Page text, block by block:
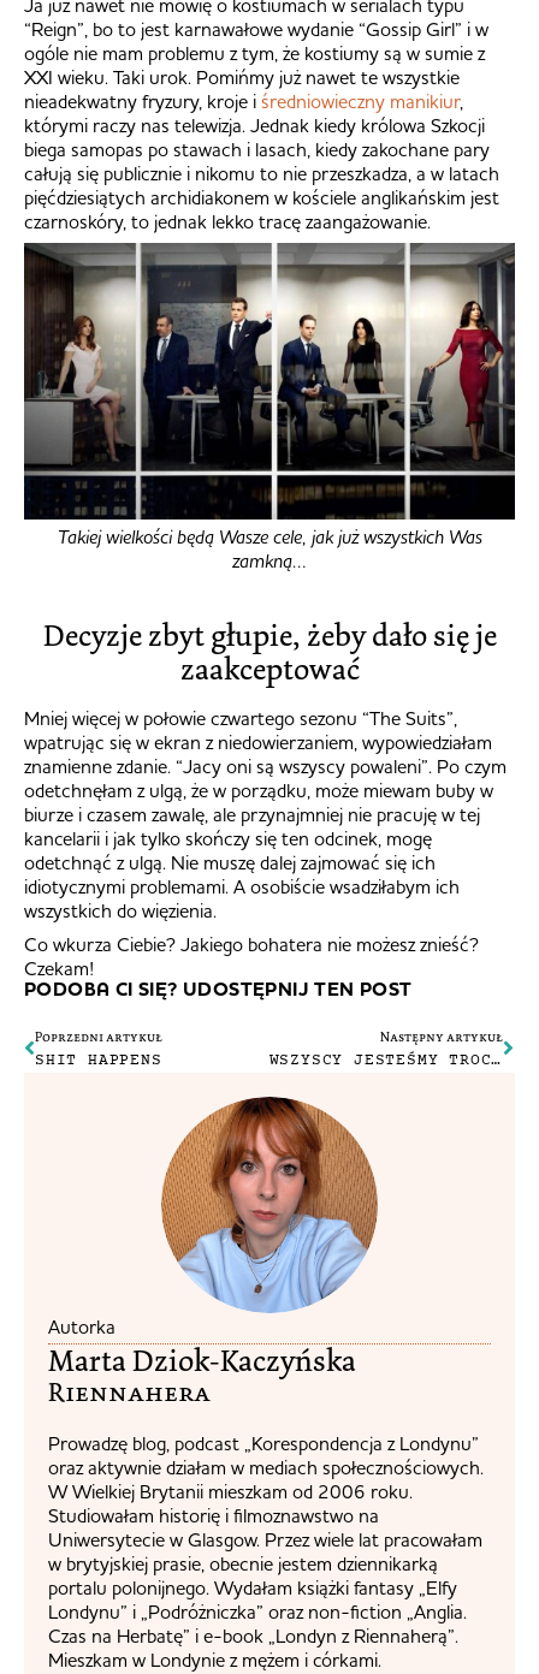
Ja już nawet nie mówię o kostiumach w serialach typu
“Reign”, bo to jest karnawałowe wydanie “Gossip Girl” i w
ogóle nie mam problemu z tym, że kostiumy są w sumie z
XXI wieku. Taki urok. Pomińmy już nawet te wszystkie
nieadekwatny fryzury, kroje i średniowieczny manikiur,
którymi raczy nas telewizja. Jednak kiedy królowa Szkocji
biega samopas po stawach i lasach, kiedy zakochane pary
całują się publicznie i nikomu to nie przeszkadza, a w latach
pięćdziesiątych archidiakonem w kościele anglikańskim jest
czarnoskóry, to jednak lekko tracę zaangażowanie.
Takiej wielkości będą Wasze cele, jak już wszystkich Was
zamkną…
Decyzje zbyt głupie, żeby dało się je
zaakceptować
Mniej więcej w połowie czwartego sezonu “The Suits”,
wpatrując się w ekran z niedowierzaniem, wypowiedziałam
znamienne zdanie. “Jacy oni są wszyscy powaleni”. Po czym
odetchnęłam z ulgą, że w porządku, może miewam buby w
biurze i czasem zawalę, ale przynajmniej nie pracuję w tej
kancelarii i jak tylko skończy się ten odcinek, mogę
odetchnąć z ulgą. Nie muszę dalej zajmować się ich
idiotycznymi problemami. A osobiście wsadziłabym ich
wszystkich do więzienia.
Co wkurza Ciebie? Jakiego bohatera nie możesz znieść?
Czekam!
PODOBA CI SIĘ? UDOSTĘPNIJ TEN POST
Poprzedni artykuł
SHIT HAPPENS
Następny artykuł
WSZYSCY JESTEŚMY TROCHĘ PONISZCZENI
Autorka
Marta Dziok-Kaczyńska
Riennahera​
Prowadzę blog, podcast „Korespondencja z Londynu”
oraz aktywnie działam w mediach społecznościowych.
W Wielkiej Brytanii mieszkam od 2006 roku.
Studiowałam historię i filmoznawstwo na
Uniwersytecie w Glasgow. Przez wiele lat pracowałam
w brytyjskiej prasie, obecnie jestem dziennikarką
portalu polonijnego. Wydałam książki fantasy „Elfy
Londynu” i „Podróżniczka” oraz non-fiction „Anglia.
Czas na Herbatę” i e-book „Londyn z Riennaherą”.
Mieszkam w Londynie z mężem i córkami.